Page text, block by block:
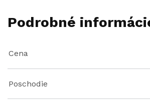
Podrobné
Cena
Poschodie